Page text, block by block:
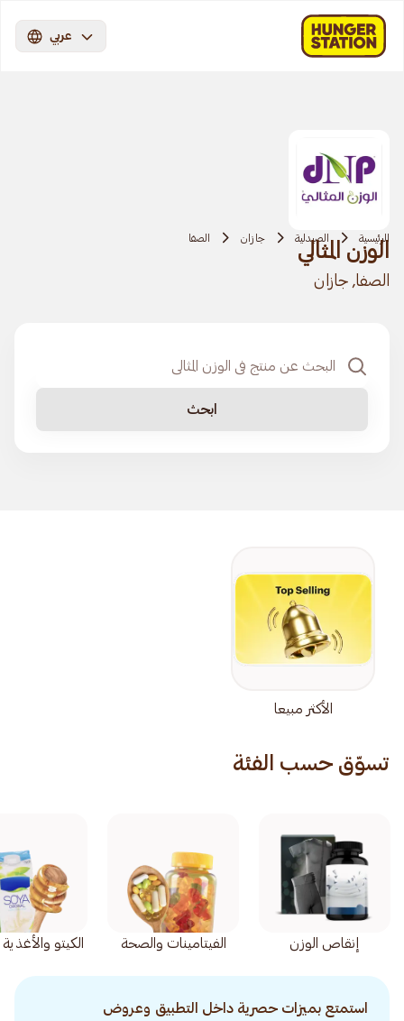
عربي
الرئيسية الصيدلية جازان الصفا
الوزن المثالي
الصفا, جازان
ابحث
الأكثر مبيعا
تسوّق حسب الفئة
إنقاص الوزن الفيتامينات والصحة الكيتو
استمتع بميزات حصرية داخل التطبيق وعروض